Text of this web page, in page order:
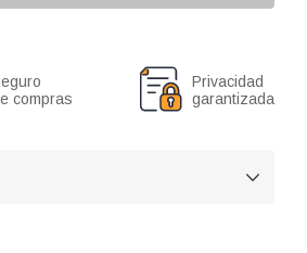
compras
Privacidad
garantizada
